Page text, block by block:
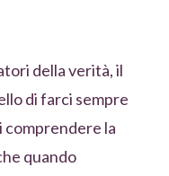
della verità, il
di farci sempre
comprendere la
quando